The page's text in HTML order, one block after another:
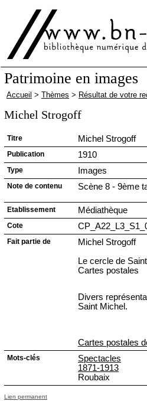
Patrimoine en images
Accueil > Thèmes > Résultat de votre
Michel Strogoff
Titre Michel Strogoff
Publication 1910
Type Images
Note de contenu Scène 8 - 9ème
Etablissement Médiathèque
Cote
Fait partie de
Michel Strogoff
Le cercle de
Cartes postales
Divers
Saint Michel.
Cartes postales
Mots-clés
Spectacles
1871-1913
Roubaix
Lien permanent